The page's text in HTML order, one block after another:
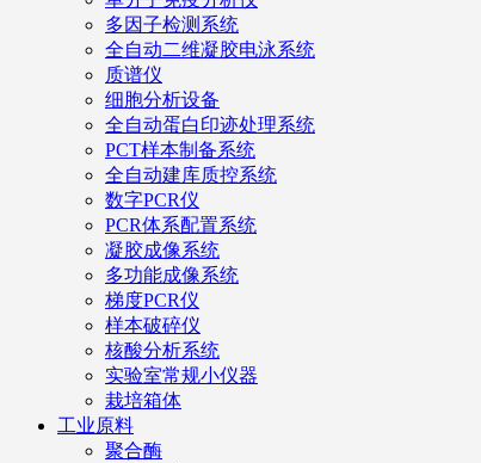
多因子检测系统
全自动二维凝胶电泳系统
质谱仪
细胞分析设备
全自动蛋白印迹处理系统
PCT样本制备系统
全自动建库质控系统
数字PCR仪
PCR体系配置系统
凝胶成像系统
多功能成像系统
梯度PCR仪
样本破碎仪
核酸分析系统
实验室常规小仪器
栽培箱体
工业原料
聚合酶